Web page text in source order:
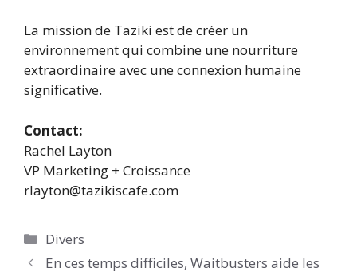
La mission de Taziki est de créer un
environnement qui combine une nourriture
extraordinaire avec une connexion humaine
significative.
Contact:
Rachel Layton
VP Marketing + Croissance
rlayton@tazikiscafe.com
Catégories
Divers
En ces temps difficiles, Waitbusters aide les